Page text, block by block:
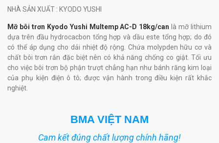
NHÀ SẢN XUẤT : KYODO YUSHI
Mỡ bôi trơn Kyodo Yushi Multemp AC-D 18kg/can là mỡ lithium
dựa trên đầu hydrocacbon tổng hợp và dầu este tổng hợp; do đó
có thể áp dụng cho dải nhiệt độ rộng. Chứa molypden hữu cơ và
chất bôi trơn rắn đặc biệt nên có khả năng chống co giật. Tối ưu
cho việc bôi trơn bộ phận trượt chẳng hạn như bánh răng kim loại
của phụ kiện điện ô tô; được vận hành trong điều kiện rất khắc
nghiệt.
BMA VIỆT NAM
Cam kết đúng chất lượng chính hãng!